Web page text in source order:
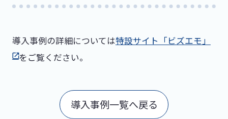
導入事例の詳細については特設サイト「ビズエモ」
をご覧ください。
導入事例一覧へ戻る